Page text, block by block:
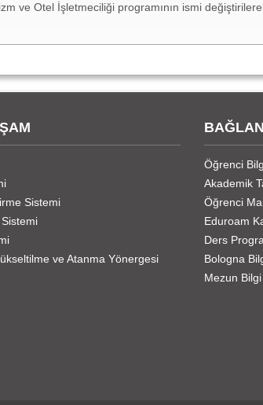
ve Otel İşletmeciliği programının ismi
Sistemi
ve Atanma Yönergesi
Öğrenci
Akademik
Öğrenci
Eduroam
Ders
Bologna
Mezun